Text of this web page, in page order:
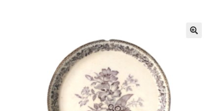
OŚWIETLENIE